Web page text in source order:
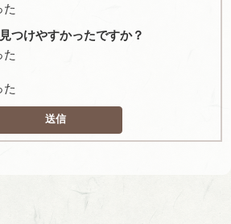
た
つけやすかったですか？
た
た
送信